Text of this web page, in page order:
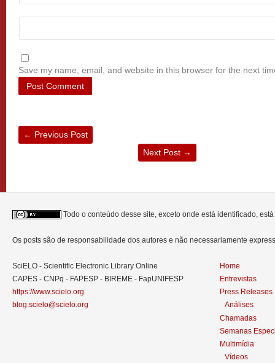
Save my name, email, and website in this browser for the next
← Previous Post
Next Post →
Todo o conteúdo desse site, exceto onde está identificado,
Os posts são de responsabilidade dos autores e não necessariamente
SciELO - Scientific Electronic Library Online
CAPES - CNPq - FAPESP - BIREME - FapUNIFESP
https://www.scielo.org
blog.scielo@scielo.org
Home
Entrevistas
Press Releases
Análises
Chamadas
Semanas
Multimídia
Vídeos